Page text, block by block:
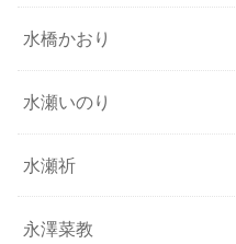
水橋かおり
水瀬いのり
水瀬祈
永澤菜教